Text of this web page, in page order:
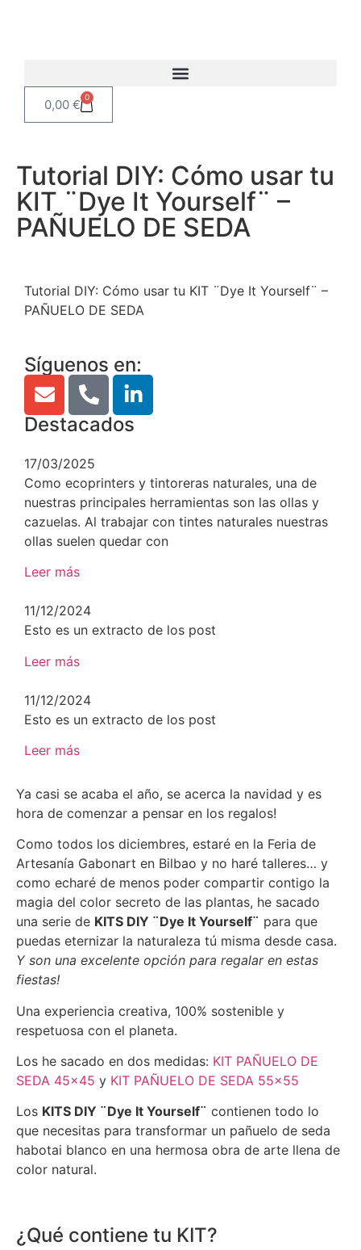
0,00 € 0
Tutorial DIY: Cómo usar tu
KIT ¨Dye It Yourself¨ –
PAÑUELO DE SEDA
Tutorial DIY: Cómo usar tu KIT ¨Dye It Yourself¨ –
PAÑUELO DE SEDA
Síguenos en:
Destacados
17/03/2025
Como ecoprinters y tintoreras naturales, una de
nuestras principales herramientas son las ollas y
cazuelas. Al trabajar con tintes naturales nuestras
ollas suelen quedar con
Leer más
11/12/2024
Esto es un extracto de los post
Leer más
11/12/2024
Esto es un extracto de los post
Leer más
Ya casi se acaba el año, se acerca la navidad y es
hora de comenzar a pensar en los regalos!
Como todos los diciembres, estaré en la Feria de
Artesanía Gabonart en Bilbao y no haré talleres… y
como echaré de menos poder compartir contigo la
magia del color secreto de las plantas, he sacado
una serie de KITS DIY ¨Dye It Yourself¨ para que
puedas eternizar la naturaleza tú misma desde casa.
Y son una excelente opción para regalar en estas
fiestas!
Una experiencia creativa, 100% sostenible y
respetuosa con el planeta.
Los he sacado en dos medidas: KIT PAÑUELO DE
SEDA 45×45 y KIT PAÑUELO DE SEDA 55×55
Los KITS DIY ¨Dye It Yourself¨ contienen todo lo
que necesitas para transformar un pañuelo de seda
habotai blanco en una hermosa obra de arte llena de
color natural.
¿Qué contiene tu KIT?